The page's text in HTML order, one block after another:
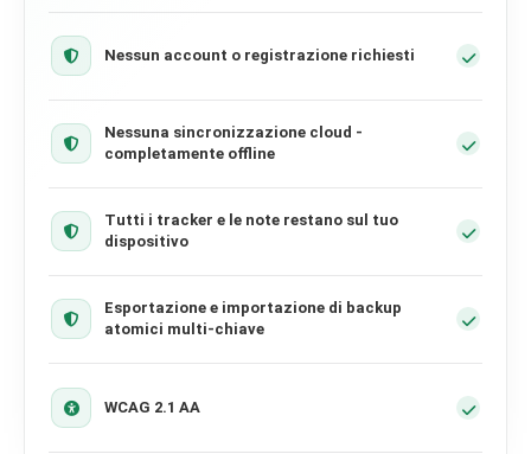
Nessun account o registrazione richiesti
Nessuna sincronizzazione cloud -
completamente offline
Tutti i tracker e le note restano sul tuo
dispositivo
Esportazione e importazione di backup
atomici multi-chiave
WCAG 2.1 AA